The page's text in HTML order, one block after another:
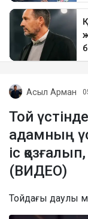
Асыл Арман
Той
адамның
іс
(ВИДЕО)
Тойдағы даулы